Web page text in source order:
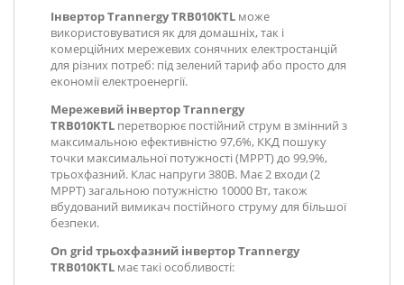
Інвертор Trannergy TRB010KTL може
використовуватися як для домашніх, так і
комерційних мережевих сонячних електростанцій
для різних потреб: під зелений тариф або просто для
економії електроенергії.
Мережевий інвертор Trannergy
TRB010KTL перетворює постійний струм в змінний з
максимальною ефективністю 97,6%, ККД пошуку
точки максимальної потужності (MPPT) до 99,9%,
трьохфазний. Клас напруги 380В. Має 2 входи (2
MPPT) загальною потужністю 10000 Вт, також
вбудований вимикач постійного струму для більшої
безпеки.
On grid трьохфазний інвертор Trannergy
TRB010KTL має такі особливості: